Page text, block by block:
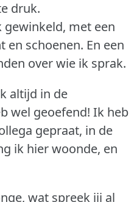
druk.
met een
en schoenen. En een
over wie ik sprak.
altijd in de
wel geoefend! Ik heb
gepraat, in de
ik hier woonde, en
wat spreek jij al